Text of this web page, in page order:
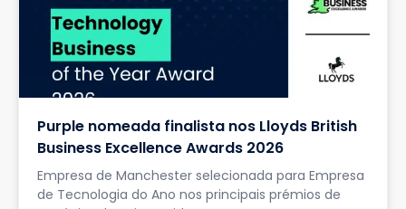
Purple nomeada finalista nos Lloyds British
Business Excellence Awards 2026
Empresa de Manchester selecionada para Empresa
de Tecnologia do Ano nos principais prémios de